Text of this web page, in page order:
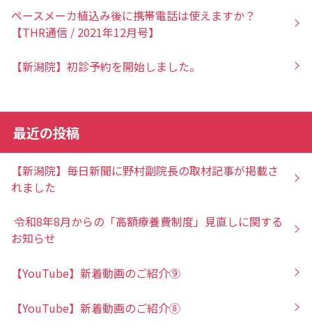
ペースメーカ植込み後に携帯電話は使えますか？
【THR通信 / 2021年12月号】
【新潟院】初診予約を開始しました。
最近の投稿
【新潟院】毎日新聞に野村副院長の取材記事が掲載さ
れました
令和8年8月からの「高額療養費制度」見直しに関する
お知らせ
【YouTube】新着動画のご紹介⑨
【YouTube】新着動画のご紹介⑧